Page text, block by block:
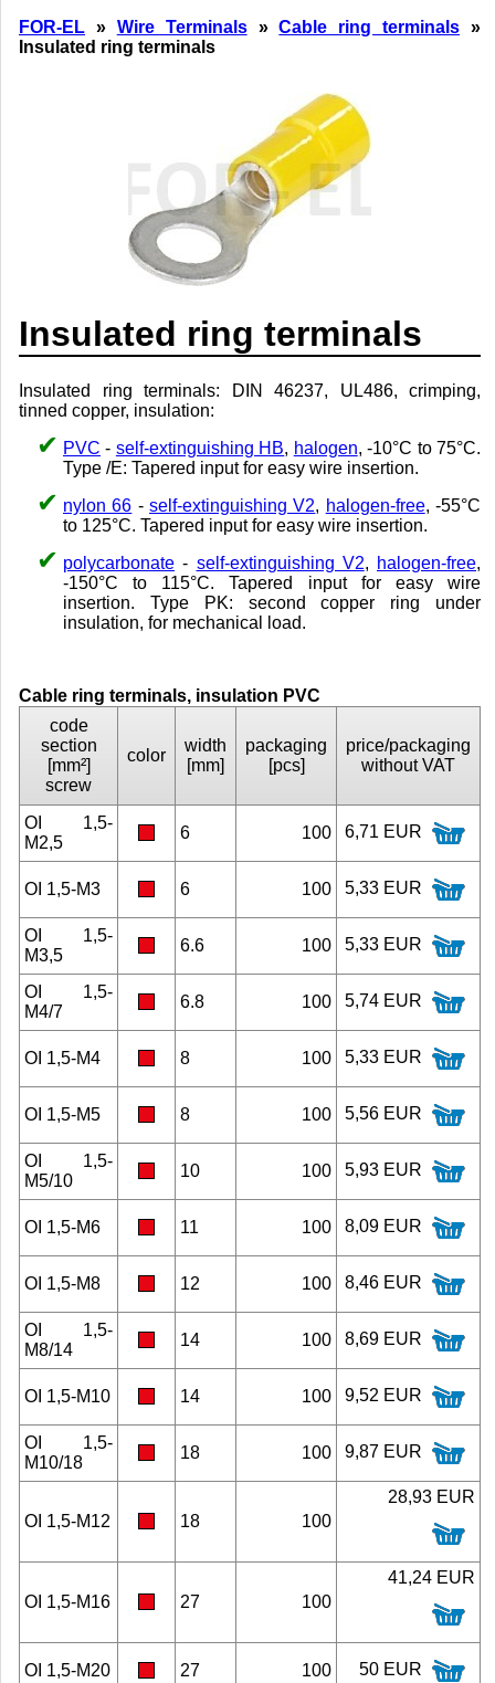
FOR-EL » Wire Terminals»Cable ring terminals »
Insulated ring terminals
Insulated ring terminals
Insulated ring terminals: DIN 46237, UL486, crimping,
tinned copper, insulation:
PVC - self-extinguishing HB, halogen, -10°C to 75°C.
Type /E: Tapered input for easy wire insertion.
nylon 66 -self-extinguishing V2, halogen-free, -55°C
to 125°C. Tapered input for easy wire insertion.
polycarbonate - self-extinguishing V2, halogen-free,
-150°C to 115°C. Tapered input for easy wire
insertion. Type PK: second copper ring under
insulation, for mechanical load.
Cable ring terminals, insulation PVC
code
section
[mm²]
screw
color
width
[mm]
packaging
[pcs]
price/packaging
without VAT
OI 1,5-
M2,5
6 100 6,71 EUR
OI 1,5-M3 6 100 5,33 EUR
OI 1,5-
M3,5
6.6 100 5,33 EUR
OI 1,5-
M4/7
6.8 100 5,74 EUR
OI 1,5-M4 8 100 5,33 EUR
OI 1,5-M5 8 100 5,56 EUR
OI 1,5-
M5/10
10 100 5,93 EUR
OI 1,5-M6 11 100 8,09 EUR
OI 1,5-M8 12 100 8,46 EUR
OI 1,5-
M8/14
14 100 8,69 EUR
OI 1,5-M10 14 100 9,52 EUR
OI 1,5-
M10/18
18 100 9,87 EUR
OI 1,5-M12 18 100
28,93 EUR
OI 1,5-M16 27 100
41,24 EUR
OI 1,5-M20 27 100 50 EUR